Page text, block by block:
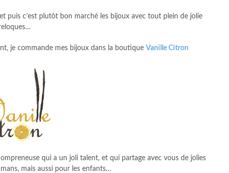
puis c’est plutôt bon marché les bijoux avec tout plein de jolie
je commande mes bijoux dans la boutique Vanille Citron
qui a un joli talent, et qui partage avec vous de jolies
mais aussi pour les enfants…